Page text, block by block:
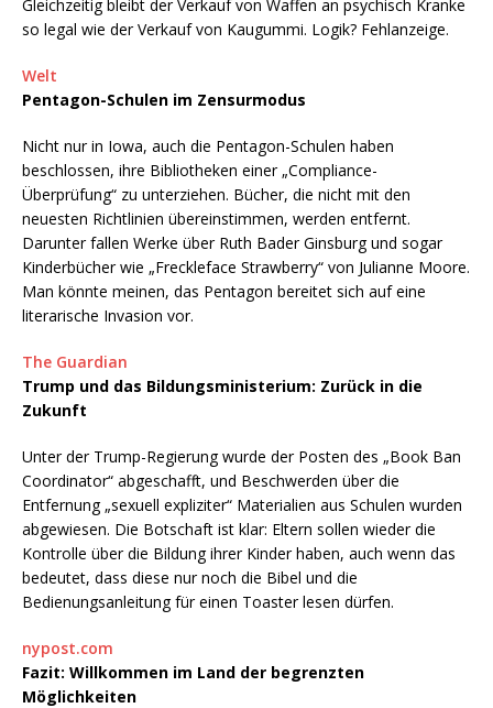
Gleichzeitig bleibt der Verkauf von Waffen an psychisch Kranke
so legal wie der Verkauf von Kaugummi. Logik? Fehlanzeige.
Welt
Pentagon-Schulen im Zensurmodus
Nicht nur in Iowa, auch die Pentagon-Schulen haben
beschlossen, ihre Bibliotheken einer „Compliance-
Überprüfung“ zu unterziehen. Bücher, die nicht mit den
neuesten Richtlinien übereinstimmen, werden entfernt.
Darunter fallen Werke über Ruth Bader Ginsburg und sogar
Kinderbücher wie „Freckleface Strawberry“ von Julianne Moore.
Man könnte meinen, das Pentagon bereitet sich auf eine
literarische Invasion vor.
The Guardian
Trump und das Bildungsministerium: Zurück in die
Zukunft
Unter der Trump-Regierung wurde der Posten des „Book Ban
Coordinator“ abgeschafft, und Beschwerden über die
Entfernung „sexuell expliziter“ Materialien aus Schulen wurden
abgewiesen. Die Botschaft ist klar: Eltern sollen wieder die
Kontrolle über die Bildung ihrer Kinder haben, auch wenn das
bedeutet, dass diese nur noch die Bibel und die
Bedienungsanleitung für einen Toaster lesen dürfen.
nypost.com
Fazit: Willkommen im Land der begrenzten
Möglichkeiten